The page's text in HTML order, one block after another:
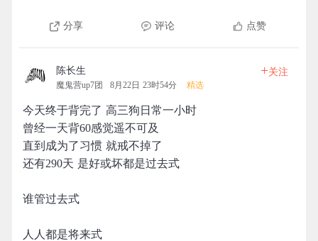
分享 评论 点赞
陈长生
魔鬼营up7团 8月22日 23时54分 精选
+关注
今天终于背完了 高三狗日常一小时
曾经一天背60感觉遥不可及
直到成为了习惯 就戒不掉了
还有290天 是好或坏都是过去式
谁管过去式
人人都是将来式